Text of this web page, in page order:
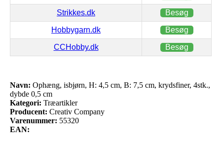
Strikkes.dk Besøg
Hobbygarn.dk Besøg
CCHobby.dk Besøg
Navn: Ophæng, isbjørn, H: 4,5 cm, B: 7,5 cm, krydsfiner, 4stk.,
dybde 0,5 cm
Kategori: Træartikler
Producent: Creativ Company
Varenummer: 55320
EAN: